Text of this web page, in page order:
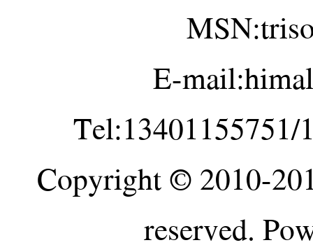
E-
Tel:13401155751/
Copyright © 2010-
reserved.